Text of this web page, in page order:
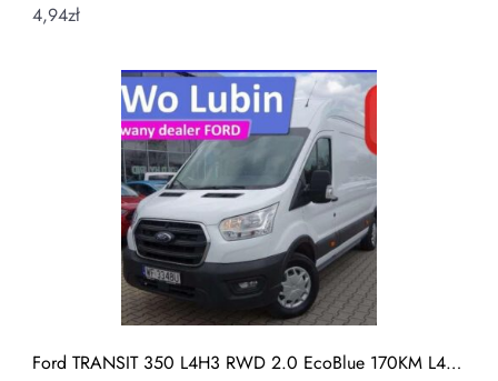
4,94zł
Ford TRANSIT 350 L4H3 RWD 2.0 EcoBlue 170KM L4…